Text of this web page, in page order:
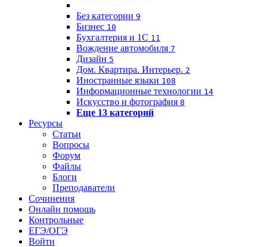
Без категории 9
Бизнес 10
Бухгалтерия и 1C 11
Вождение автомобиля 7
Дизайн 5
Дом. Квартира. Интерьер. 2
Иностранные языки 108
Информационные технологии 14
Искусство и фотография 8
Еще 13 категорий
Ресурсы
Статьи
Вопросы
Форум
Файлы
Блоги
Преподаватели
Сочинения
Онлайн помощь
Контрольные
ЕГЭ/ОГЭ
Войти